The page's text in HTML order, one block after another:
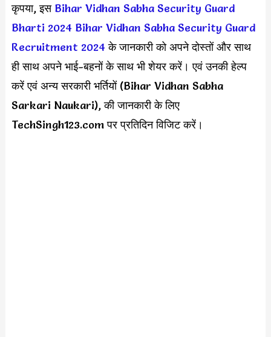
कृपया, इस Bihar Vidhan Sabha Security Guard
Bharti 2024 Bihar Vidhan Sabha Security Guard
Recruitment 2024 के जानकारी को अपने दोस्तों और साथ
ही साथ अपने भाई-बहनों के साथ भी शेयर करें। एवं उनकी हेल्प
करें एवं अन्य सरकारी भर्तियों (Bihar Vidhan Sabha
Sarkari Naukari), की जानकारी के लिए
TechSingh123.com पर प्रतिदिन विजिट करें।